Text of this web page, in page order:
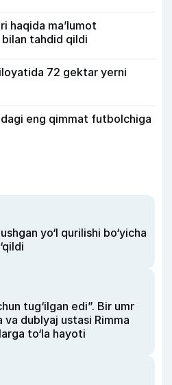
haqida ma’lumot
tahdid qildi
72 gektar yerni
eng qimmat futbolchiga
yo‘l qurilishi bo‘yicha
tug‘ilgan edi”. Bir umr
dublyaj ustasi Rimma
to‘la hayoti